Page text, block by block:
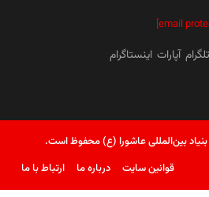
تلگرام آپارات اینستاگرام
بنیاد بین‌المللی عاشورا (ع) محفوظ است.
قوانین سایت
درباره ما ارتباط با ما